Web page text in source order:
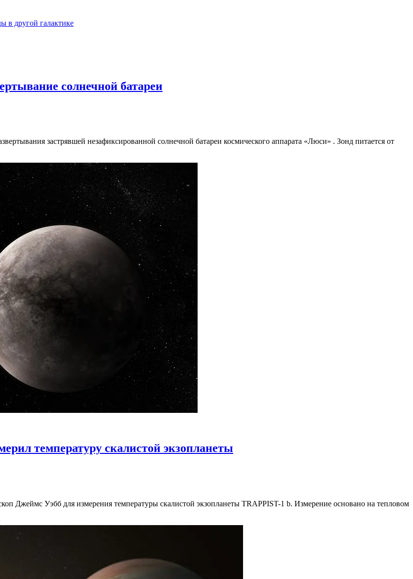
в другой галактике
солнечной батареи
застрявшей незафиксированной солнечной батареи космического аппарата «Люси» . Зонд питается от
температуру скалистой экзопланеты
Джеймс Уэбб для измерения температуры скалистой экзопланеты TRAPPIST-1 b. Измерение основано на тепловом